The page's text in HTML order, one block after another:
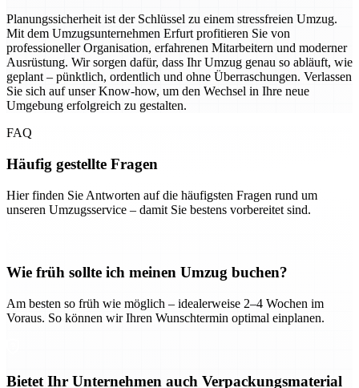
Planungssicherheit ist der Schlüssel zu einem stressfreien Umzug.
Mit dem Umzugsunternehmen Erfurt profitieren Sie von
professioneller Organisation, erfahrenen Mitarbeitern und moderner
Ausrüstung. Wir sorgen dafür, dass Ihr Umzug genau so abläuft, wie
geplant – pünktlich, ordentlich und ohne Überraschungen. Verlassen
Sie sich auf unser Know-how, um den Wechsel in Ihre neue
Umgebung erfolgreich zu gestalten.
FAQ
Häufig gestellte Fragen
Hier finden Sie Antworten auf die häufigsten Fragen rund um
unseren Umzugsservice – damit Sie bestens vorbereitet sind.
Wie früh sollte ich meinen Umzug buchen?
Am besten so früh wie möglich – idealerweise 2–4 Wochen im
Voraus. So können wir Ihren Wunschtermin optimal einplanen.
Bietet Ihr Unternehmen auch Verpackungsmaterial